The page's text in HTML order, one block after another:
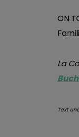
ON
La
Text